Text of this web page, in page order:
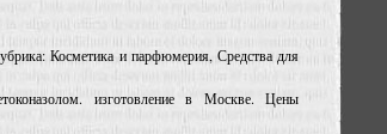
Косметика и парфюмерия, Средства для
изготовление в Москве. Цены